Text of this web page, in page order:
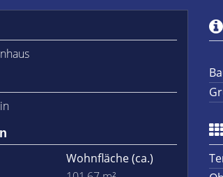
Wohnfläche(ca.)